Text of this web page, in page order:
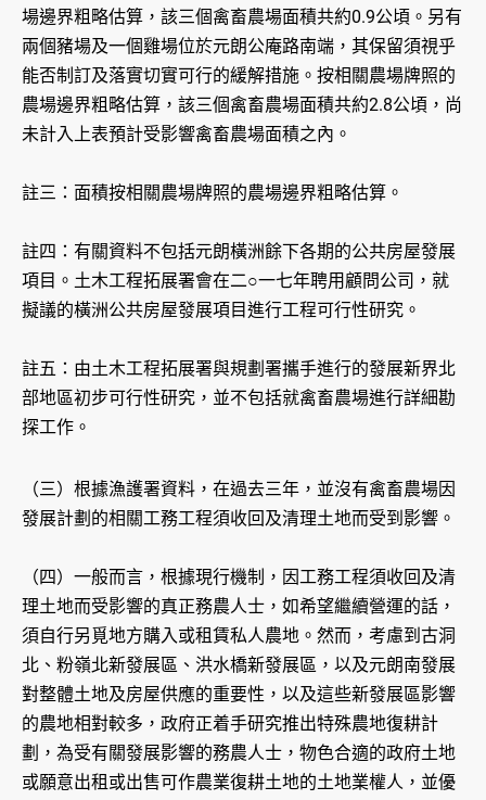
場邊界粗略估算，該三個禽畜農場面積共約0.9公頃。另有
兩個豬場及一個雞場位於元朗公庵路南端，其保留須視乎
能否制訂及落實切實可行的緩解措施。按相關農場牌照的
農場邊界粗略估算，該三個禽畜農場面積共約2.8公頃，尚
未計入上表預計受影響禽畜農場面積之內。
註三：面積按相關農場牌照的農場邊界粗略估算。
註四：有關資料不包括元朗橫洲餘下各期的公共房屋發展
項目。土木工程拓展署會在二○一七年聘用顧問公司，就
擬議的橫洲公共房屋發展項目進行工程可行性研究。
註五：由土木工程拓展署與規劃署攜手進行的發展新界北
部地區初步可行性研究，並不包括就禽畜農場進行詳細勘
探工作。
（三）根據漁護署資料，在過去三年，並沒有禽畜農場因
發展計劃的相關工務工程須收回及清理土地而受到影響。
（四）一般而言，根據現行機制，因工務工程須收回及清
理土地而受影響的真正務農人士，如希望繼續營運的話，
須自行另覓地方購入或租賃私人農地。然而，考慮到古洞
北、粉嶺北新發展區、洪水橋新發展區，以及元朗南發展
對整體土地及房屋供應的重要性，以及這些新發展區影響
的農地相對較多，政府正着手研究推出特殊農地復耕計
劃，為受有關發展影響的務農人士，物色合適的政府土地
或願意出租或出售可作農業復耕土地的土地業權人，並優